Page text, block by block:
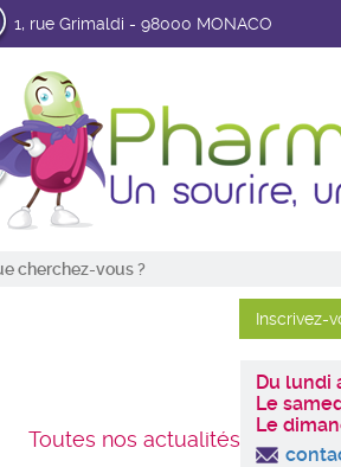
1, rue Grimaldi - 98000 MONACO
Infos pratiques
Mon Ordonnance en ligne
Mon Compte
Du lundi
Le
Le
Toutes nos actualités